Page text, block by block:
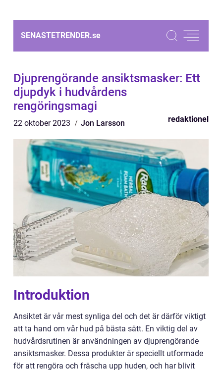
SENASTETRENDER.se
Djuprengörande ansiktsmasker: Ett
djupdyk i hudvårdens
rengöringsmagi
22 oktober 2023 Jon Larsson redaktionel
Introduktion
Ansiktet är vår mest synliga del och det är därför viktigt
att ta hand om vår hud på bästa sätt. En viktig del av
hudvårdsrutinen är användningen av djuprengörande
ansiktsmasker. Dessa produkter är speciellt utformade
för att rengöra och fräscha upp huden, och har blivit